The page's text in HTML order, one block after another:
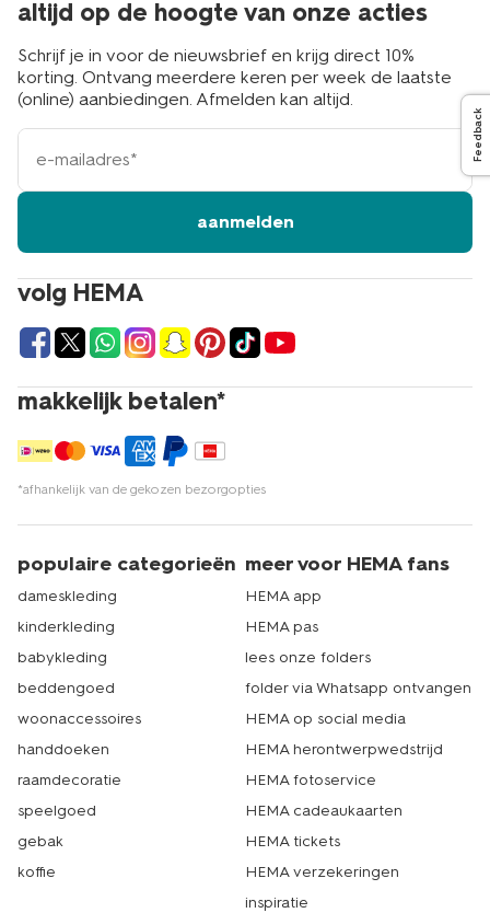
volg HEMA
makkelijk betalen*
*afhankelijk van de gekozen bezorgopties
altijd op de hoogte van onze acties
Schrijf je in voor de nieuwsbrief en krijg direct 10%
korting. Ontvang meerdere keren per week de laatste
(online) aanbiedingen. Afmelden kan altijd.
e-
mailadres
aanmelden
populaire categorieën
dameskleding
kinderkleding
babykleding
beddengoed
woonaccessoires
handdoeken
raamdecoratie
speelgoed
gebak
koffie
meer voor HEMA fans
HEMA app
HEMA pas
lees onze folders
folder via Whatsapp ontvangen
HEMA op social media
HEMA herontwerpwedstrijd
HEMA fotoservice
HEMA cadeaukaarten
HEMA tickets
HEMA verzekeringen
inspiratie
Feedback